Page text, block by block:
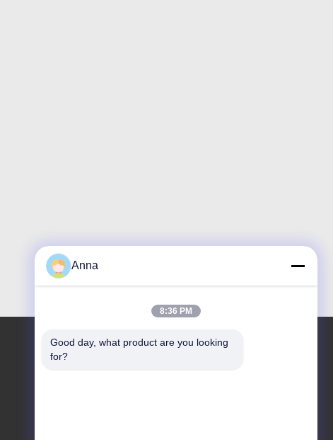
Anna
8:36 PM
Good day, what product are you looking
for?